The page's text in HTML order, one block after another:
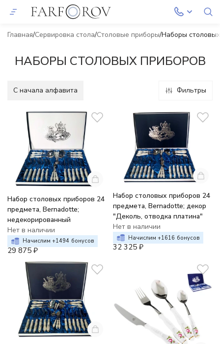
Главная Сервировка стола Столовые приборы Наборы
НАБОРЫ СТОЛОВЫХ ПРИБОРОВ
C начала алфавита Фильтры
Набор столовых приборов 24
предмета, Bernadotte;
недекорированный
Нет в наличии
Начислим +1494 бонусов
29 875 ₽
Набор столовых приборов 24
предмета, Bernadotte; декор
"Деколь, отводка платина"
Нет в наличии
Начислим +1616 бонусов
32 325 ₽